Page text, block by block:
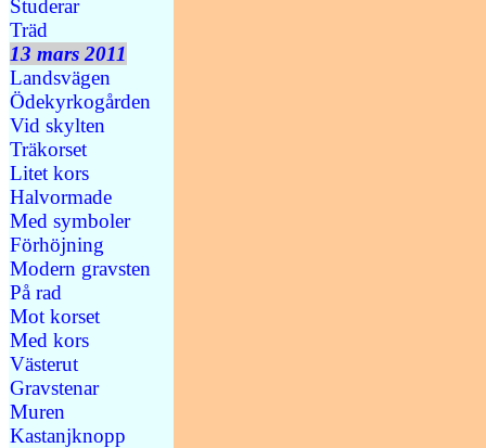
Studerar
Träd
13 mars 2011
Landsvägen
Ödekyrkogården
Vid skylten
Träkorset
Litet kors
Halvormade
Med symboler
Förhöjning
Modern gravsten
På rad
Mot korset
Med kors
Västerut
Gravstenar
Muren
Kastanjknopp